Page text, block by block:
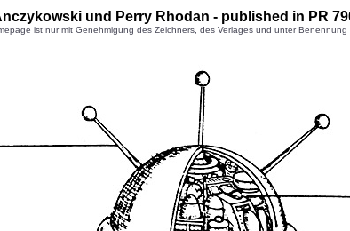
und Perry Rhodan - published in PR
ist nur mit Genehmigung des Zeichners, des Verlages und unter